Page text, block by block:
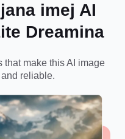
imej AI
Dreamina
that make thisAI image
reliable.